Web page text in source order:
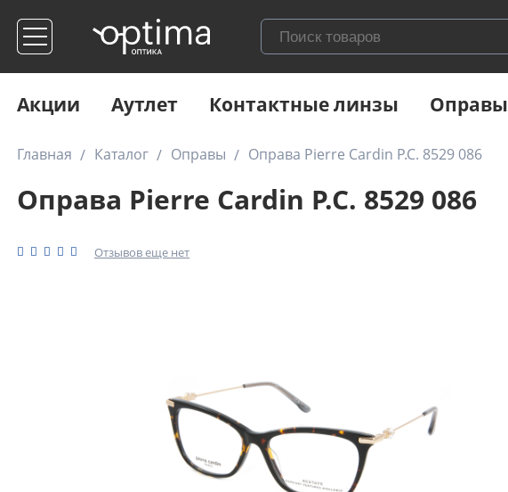
Акции Аутлет Контактные линзы Оправы
Главная Каталог Оправы Оправа Pierre Cardin P.C. 8529 086
Оправа Pierre Cardin P.C. 8529 086
Отзывов еще нет